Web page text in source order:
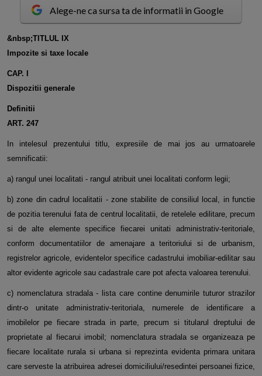
Alege-ne ca sursa ta de informatii in Google
&n bsp;TITLUL IX
Impozite si taxe locale
CAP. I
Dispozitii generale
Definitii
ART. 247
In intelesul prezentului titlu, expresiile de mai jos au urmatoarele
semnificatii:
a) rangul unei localitati - rangul atribuit unei localitati conform legii;
b) zone din cadrul localitatii - zone stabilite de consiliul local, in functie
de pozitia terenului fata de centrul localitatii, de retelele edilitare, precum
si de alte elemente specifice fiecarei unitati administrativ-teritoriale,
conform documentatiilor de amenajare a teritoriului si de urbanism,
registrelor agricole, evidentelor specifice cadastrului imobiliar-edilitar sau
altor evidente agricole sau cadastrale care pot afecta valoarea terenului.
c) nomenclatura stradala - lista care contine denumirile tuturor strazilor
dintr-o unitate administrativ-teritoriala, numerele de identificare a
imobilelor pe fiecare strada in parte, precum si titularul dreptului de
proprietate al fiecarui imobil; nomenclatura stradala se organizeaza pe
fiecare localitate rurala si urbana si reprezinta evidenta primara unitara
care serveste la atribuirea adresei domiciliului/resedintei persoanei fizice,